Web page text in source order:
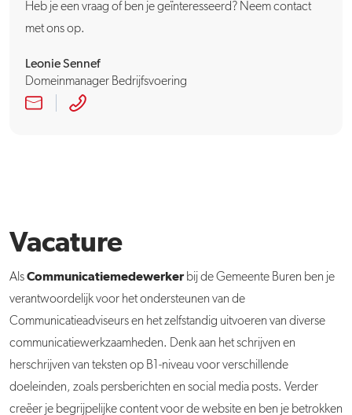
Heb je een vraag of ben je geïnteresseerd? Neem contact
met ons op.
Leonie Sennef
Domeinmanager Bedrijfsvoering
Vacature
AlsCommunicatiemedewerkerbij de Gemeente Buren ben je
verantwoordelijk voor het ondersteunen van de
Communicatieadviseurs en het zelfstandig uitvoeren van diverse
communicatiewerkzaamheden. Denk aan het schrijven en
herschrijven van teksten op B1-niveau voor verschillende
doeleinden, zoals persberichten en social media posts. Verder
creëer je begrijpelijke content voor de website en ben je betrokken